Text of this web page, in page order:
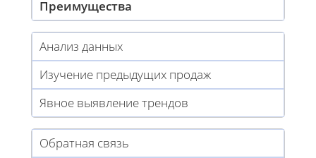
Преимущества
Анализ данных
Изучение предыдущих продаж
Явное выявление трендов
Обратная связь